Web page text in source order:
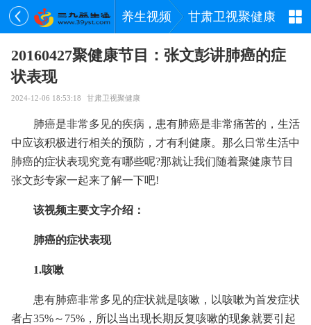
养生视频 甘肃卫视聚健康
20160427聚健康节目：张文彭讲肺癌的症
状表现
2024-12-06 18:53:18 甘肃卫视聚健康
肺癌是非常多见的疾病，患有肺癌是非常痛苦的，生活
中应该积极进行相关的预防，才有利健康。那么日常生活中
肺癌的症状表现究竟有哪些呢?那就让我们随着聚健康节目
张文彭专家一起来了解一下吧!
该视频主要文字介绍：
肺癌的症状表现
1.咳嗽
患有肺癌非常多见的症状就是咳嗽，以咳嗽为首发症状
者占35%～75%，所以当出现长期反复咳嗽的现象就要引起